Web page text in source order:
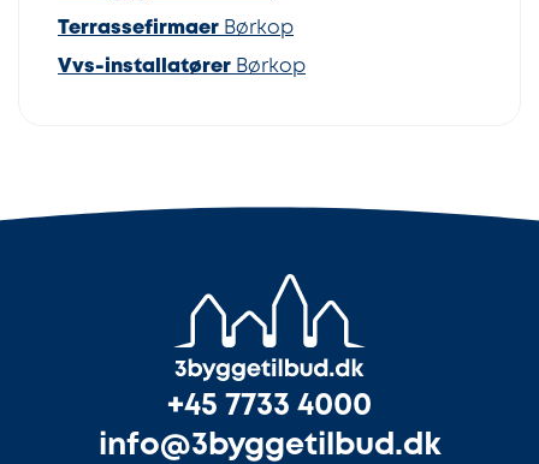
Terrassefirmaer Børkop
Vvs-installatører Børkop
+45 7733 4000
info@3byggetilbud.dk